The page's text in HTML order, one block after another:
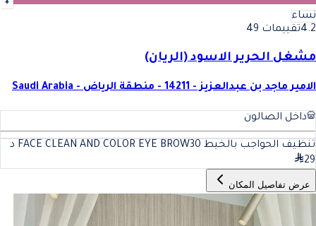
نساء
4.2تقييمات 49
مشغل الحرير الاسود (الريان)
الامير ماجد بن عبدالعزيز - 14211 - منطقة الرياض - Saudi Arabia
داخل الصالون
تنظيف الحواجب بالخيط FACE CLEAN AND COLOR EYE BROW 30
د
29
عرض تفاصيل المكان